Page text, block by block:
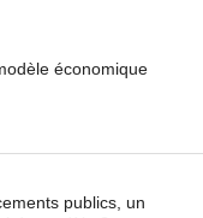
non fermentum
économique
publics, un